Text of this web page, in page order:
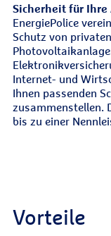
Sicherheit für Ihre
EnergiePolice
Schutz von
Internet- und
Ihnen passenden
zusammenstellen.
bis zu einer
Vorteile